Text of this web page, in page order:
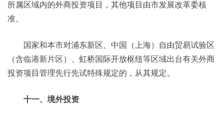
所属区域内的外商投资项目，其他项目由市发展改革委核
准。
国家和本市对浦东新区、中国（上海）自由贸易试验区
（含临港新片区）、虹桥国际开放枢纽等区域出台有关外商
投资项目管理先行先试特殊规定的，从其规定。
十一、境外投资